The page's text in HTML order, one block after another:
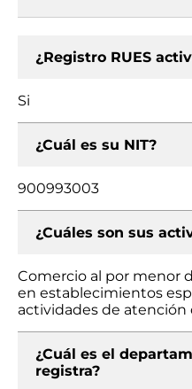
¿Registro RUES
Si
¿Cuál es su NIT?
900993003
¿Cuáles son sus
Comercio al por menor
en establecimientos
actividades de atención
¿Cuál es el
registra?